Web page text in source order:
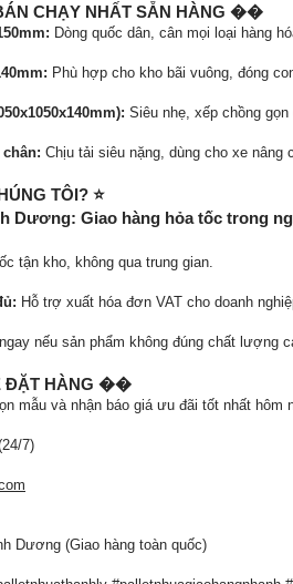
CHẠY NHẤT SẴN HÀNG ��
Dòng quốc dân, cân mọi loại hàng
Phù hợp cho kho bãi vuông, đóng
Siêu nhẹ, xếp chồng
Chịu tải siêu nặng, dùng cho xe nâng
TÔI? ⭐
Giao hàng hỏa tốc trong
tận kho, không qua trung gian.
Hỗ trợ xuất hóa đơn VAT cho doanh
nếu sản phẩm không đúng chất lượng
ĐẶT HÀNG ��
mẫu và nhận báo giá ưu đãi tốt nhất hôm
7)
Dương (Giao hàng toàn quốc)